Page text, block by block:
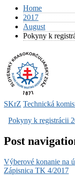
Home
2017
August
Pokyny k
SKrZ Technická
Pokyny k registrácii
Post
Výberové konanie na
Zápisnica TK 4/2017